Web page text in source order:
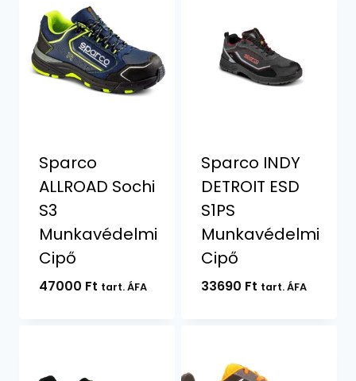
Sparco
ALLROAD Sochi
S3
Munkavédelmi
Cipő
47000 Ft tart. ÁFA
Sparco INDY
DETROIT ESD
S1PS
Munkavédelmi
Cipő
33690 Ft tart. ÁFA